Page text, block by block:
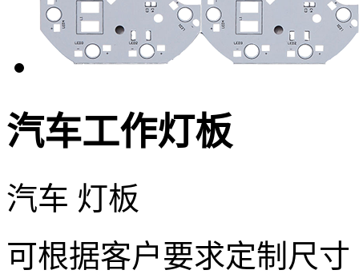
汽车工作灯板
汽车 灯板
可根据客户要求定制尺寸